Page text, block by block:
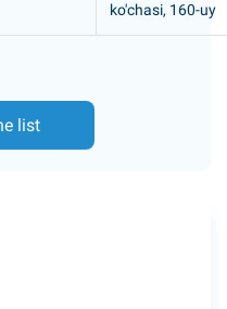
ko'chasi, 160-uy
list